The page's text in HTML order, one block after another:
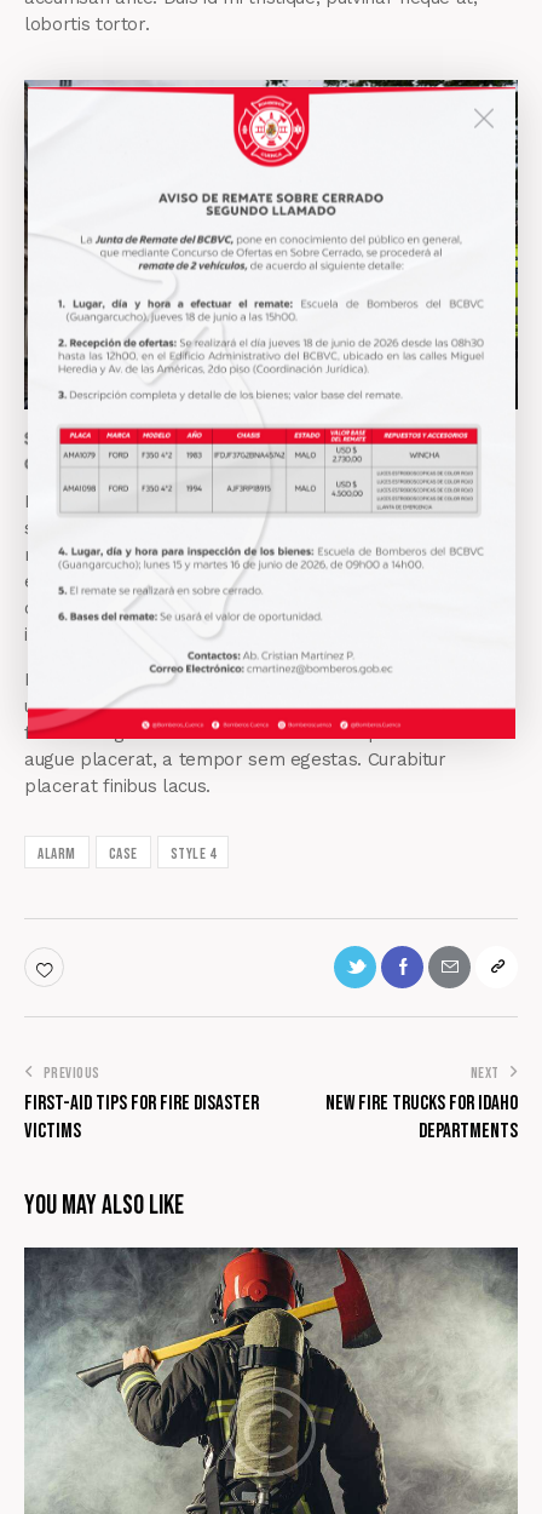
lobortis tortor.
Stet clita kasd gubergren, no sea sanctus est labore et
dolore. ByKevin Smith
Lorem ipsum dolor sit amet, consectetur adipisicing elit,
sed do eiusmod tempor incididunt ut labore et dolore
magna aliqua. Ut enim ad minim veniam, quis nostrud
exercitation ullamco laboris nisi ut aliquip ex ea commodo
consequat. Duis aute irure dolor in reprehenderit. Lorem
ipsum dolor sit amet, consectetur adipiscing elit.
Etiam vitae leo et diam pellentesque porta. Sed eleifend
ultricies risus, vel rutrum erat commodo ut. Praesent
finibus congue euismod. Nullam scelerisque massa vel
augue placerat, a tempor sem egestas. Curabitur
placerat finibus lacus.
Alarm Case Style 4
PREVIOUS
First-aid tips for fire disaster
victims
NEXT
New fire trucks for Idaho
departments
You May Also Like